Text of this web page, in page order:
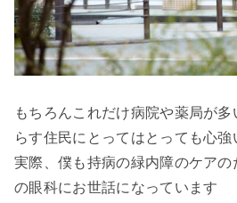
もちろんこれだけ病院や薬局が
らす住民にとってはとっても心強
実際、僕も持病の緑内障のケア
の眼科にお世話になっています